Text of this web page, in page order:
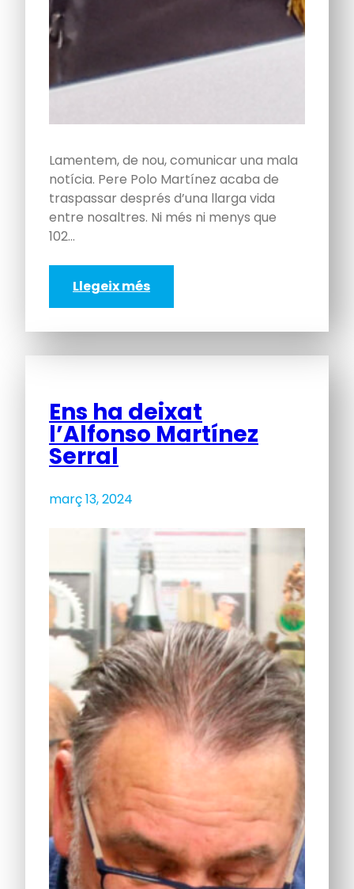
Lamentem, de nou, comunicar una mala
notícia. Pere Polo Martínez acaba de
traspassar després d’una llarga vida
entre nosaltres. Ni més ni menys que
102…
Llegeix més
Ens ha deixat
l’Alfonso Martínez
Serral
març 13, 2024